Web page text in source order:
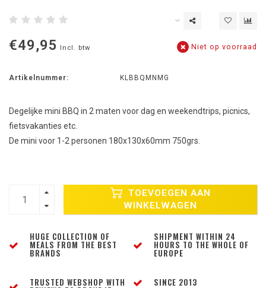
€49,95 Incl. btw Niet op voorraad
Artikelnummer: KLBBQMNMG
Degelijke mini BBQ in 2 maten voor dag en weekendtrips, picnics,
fietsvakanties etc.
De mini voor 1-2 personen 180x130x60mm 750grs.
TOEVOEGEN AAN
WINKELWAGEN
HUGE COLLECTION OF
MEALS FROM THE BEST
BRANDS
SHIPMENT WITHIN 24
HOURS TO THE WHOLE OF
EUROPE
TRUSTED WEBSHOP WITH SINCE 2013